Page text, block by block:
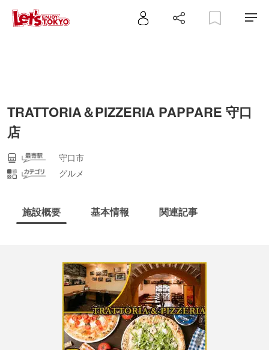
TRATTORIA＆PIZZERIA PAPPARE 守口
店
守口市
グルメ
施設概要 基本情報 関連記事